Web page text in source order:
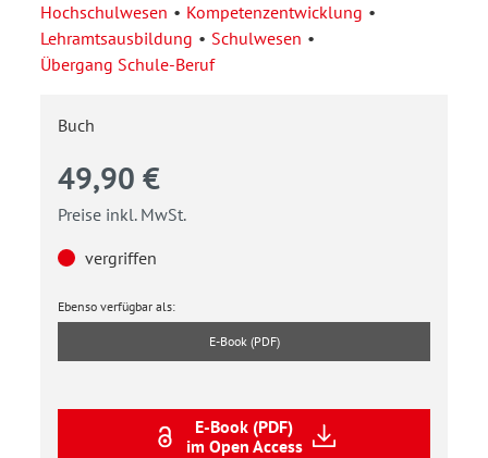
Hochschulwesen
Kompetenzentwicklung
Lehramtsausbildung
Schulwesen
Übergang Schule-Beruf
Buch
49,90 €
Preise inkl. MwSt.
vergriffen
Ebenso verfügbar als:
E-Book (PDF)
E-Book (PDF)
im Open Access